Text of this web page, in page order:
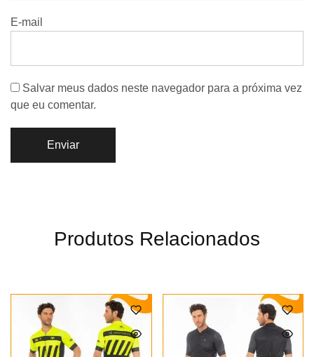
E-mail
Salvar meus dados neste navegador para a próxima vez
que eu comentar.
Produtos Relacionados